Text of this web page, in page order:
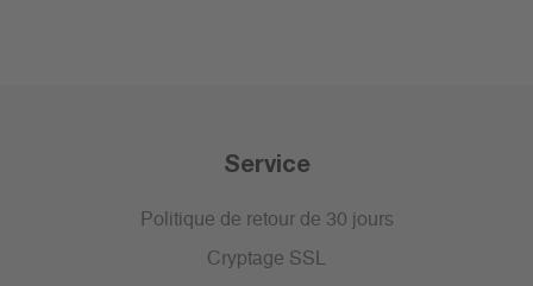
Service
Politique de retour de 30 jours
Cryptage SSL